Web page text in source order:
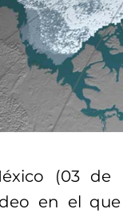
(03 de
en el